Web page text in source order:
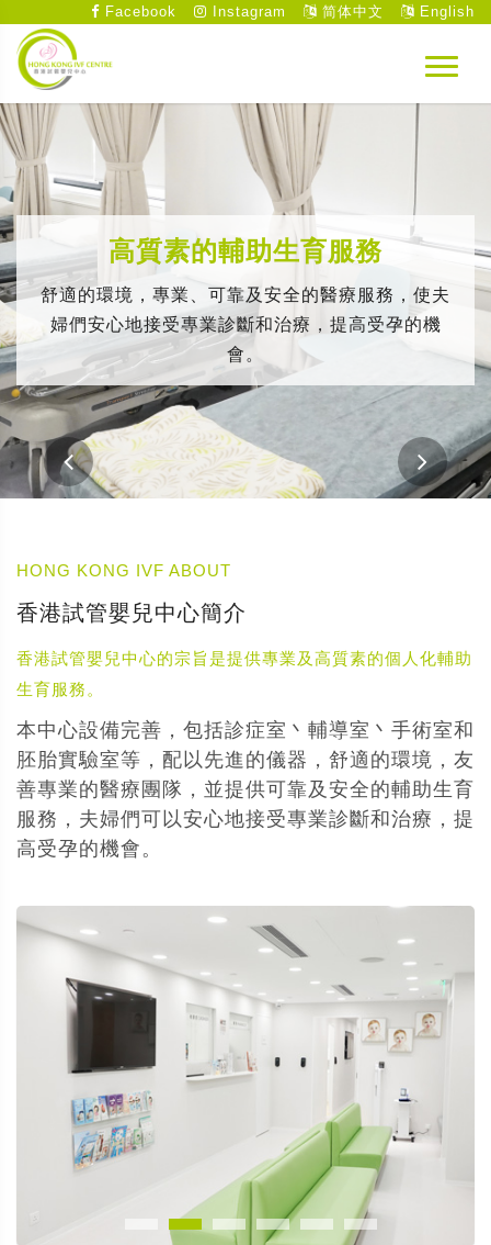
Facebook Instagram 简体中文 English
高質素的輔助生育服務
舒適的環境，專業、可靠及安全的醫療服務，使夫
婦們安心地接受專業診斷和治療，提高受孕的機
會。
HONG KONG IVF ABOUT
香港試管嬰兒中心簡介
香港試管嬰兒中心的宗旨是提供專業及高質素的個人化輔助
生育服務。
本中心設備完善，包括診症室丶輔導室丶手術室和
胚胎實驗室等，配以先進的儀器，舒適的環境，友
善專業的醫療團隊，並提供可靠及安全的輔助生育
服務，夫婦們可以安心地接受專業診斷和治療，提
高受孕的機會。